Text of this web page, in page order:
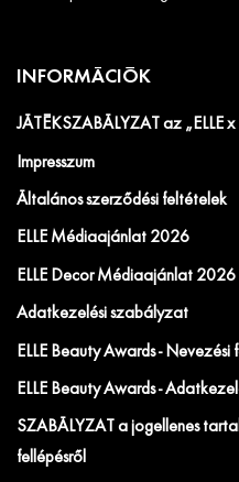
INFORMÁCIÓK
JÁTÉKSZABÁLYZAT az „ELLE
Impresszum
Általános szerződési feltételek
ELLE Médiaajánlat 2026
ELLE Decor Médiaajánlat 2026
Adatkezelési szabályzat
ELLE Beauty Awards - Nevezési
ELLE Beauty Awards -
SZABÁLYZAT a jogellenes
fellépésről